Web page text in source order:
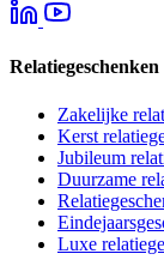
Relatiegeschenken
Zakelijke
Kerst
Jubileum
Duurzame
Luxe